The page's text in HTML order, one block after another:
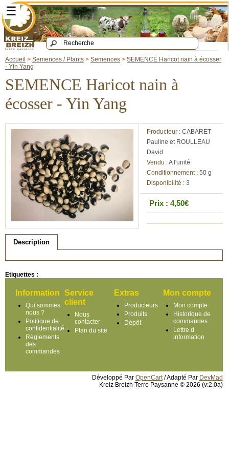
☰
Accueil > Semences / Plants > Semences > SEMENCE Haricot nain à écosser
- Yin Yang
SEMENCE Haricot nain à
écosser - Yin Yang
Producteur : CABARET
Pauline et ROULLEAU
David
Vendu :A l'unité
Conditionnement : 50 g
Disponibilité : 3
Prix : 4,50€
Description
Etiquettes :
Information
Qui sommes
nous ?
Politique de
confidentialité
Règlements
des
commandes
Service
client
Nous
contacter
Plan du site
Extras
Producteurs
Produits
Dépôt
Mon compte
Mon compte
Historique de
commandes
Lettre d
information
Développé Par OpenCart/ Adapté Par DevMad
Kreiz Breizh Terre Paysanne © 2026 (v:2.0a)